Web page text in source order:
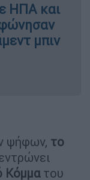
ΗΠΑ και
μπιν
ψήφων, το
Κόμματου